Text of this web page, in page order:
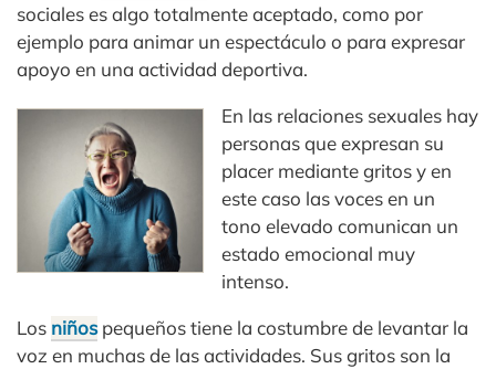
sociales es algo totalmente aceptado, como por
ejemplo para animar un espectáculo o para expresar
apoyo en una actividad deportiva.
En las relaciones sexuales hay
personas que expresan su
placer mediante gritos y en
este caso las voces en un
tono elevado comunican un
estado emocional muy
intenso.
Los niñospequeños tiene la costumbre de levantar la
voz en muchas de las actividades. Sus gritos son la